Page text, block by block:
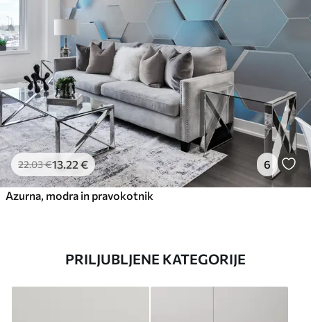
22.03€13.22 € 6
Azurna, modra in pravokotnik
PRILJUBLJENE KATEGORIJE